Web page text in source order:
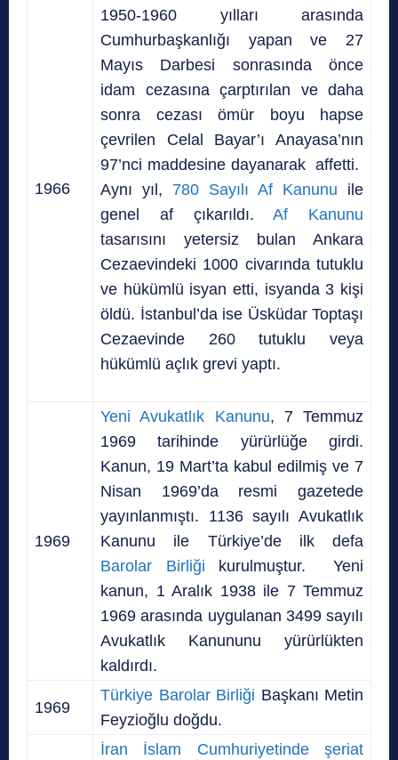
1966
1950-1960 yılları arasında
Cumhurbaşkanlığı yapan ve 27
Mayıs Darbesi sonrasında önce
idam cezasına çarptırılan ve daha
sonra cezası ömür boyu hapse
çevrilen Celal Bayar’ı Anayasa’nın
97’nci maddesine dayanarak affetti.
Aynı yıl, 780 Sayılı Af Kanunu ile
genel af çıkarıldı.Af Kanunu
tasarısını yetersiz bulan Ankara
Cezaevindeki 1000 civarında tutuklu
ve hükümlü isyan etti, isyanda 3 kişi
öldü. İstanbul’da ise Üsküdar Toptaşı
Cezaevinde 260 tutuklu veya
hükümlü açlık grevi yaptı.
1969
Yeni Avukatlık Kanunu, 7 Temmuz
1969 tarihinde yürürlüğe girdi.
Kanun, 19 Mart’ta kabul edilmiş ve 7
Nisan 1969’da resmi gazetede
yayınlanmıştı. 1136 sayılı Avukatlık
Kanunu ile Türkiye’de ilk defa
Barolar Birliği kurulmuştur. Yeni
kanun, 1 Aralık 1938 ile 7 Temmuz
1969 arasında uygulanan 3499 sayılı
Avukatlık Kanununu yürürlükten
kaldırdı.
1969
Türkiye Barolar Birliği Başkanı Metin
Feyzioğlu doğdu.
İran İslam Cumhuriyetinde şeriat